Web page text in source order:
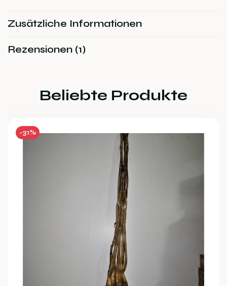
Zusätzliche Informationen
Rezensionen (1)
Beliebte Produkte
-31%